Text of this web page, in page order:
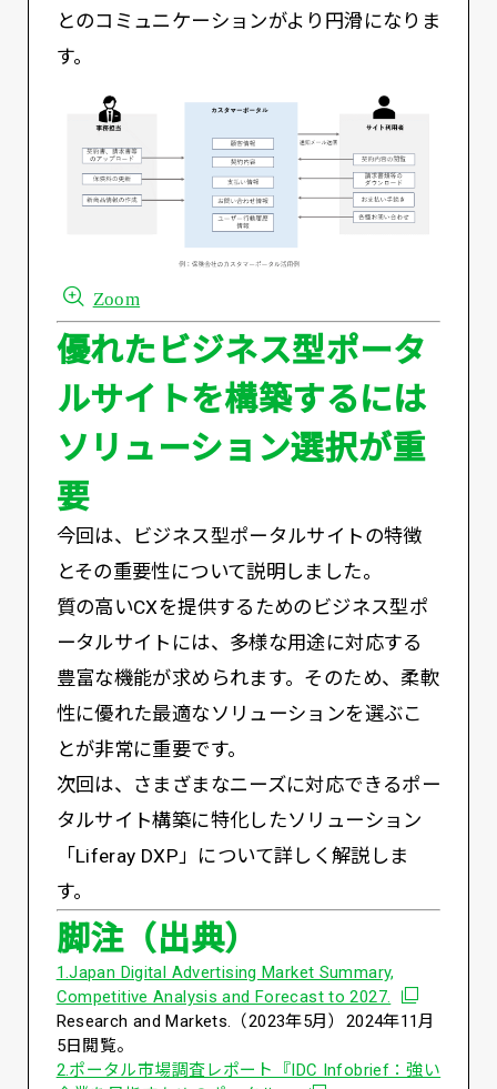
とのコミュニケーションがより円滑になりま
す。
Zoom
優れたビジネス型ポータ
ルサイトを構築するには
ソリューション選択が重
要
今回は、ビジネス型ポータルサイトの特徴
とその重要性について説明しました。
質の高いCXを提供するためのビジネス型ポ
ータルサイトには、多様な用途に対応する
豊富な機能が求められます。そのため、柔軟
性に優れた最適なソリューションを選ぶこ
とが非常に重要です。
次回は、さまざまなニーズに対応できるポー
タルサイト構築に特化したソリューション
「Liferay DXP」について詳しく解説しま
す。
脚注（出典）
1.Japan Digital Advertising Market Summary,
Competitive Analysis and Forecast to 2027. 別ウィンド
Research and Markets.（2023年5月）2024年11月
5日閲覧。
2.ポータル市場調査レポート『IDC Infobrief：強い